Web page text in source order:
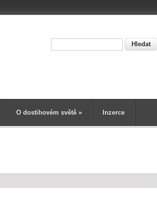
O dostihovém světě » Inzerce